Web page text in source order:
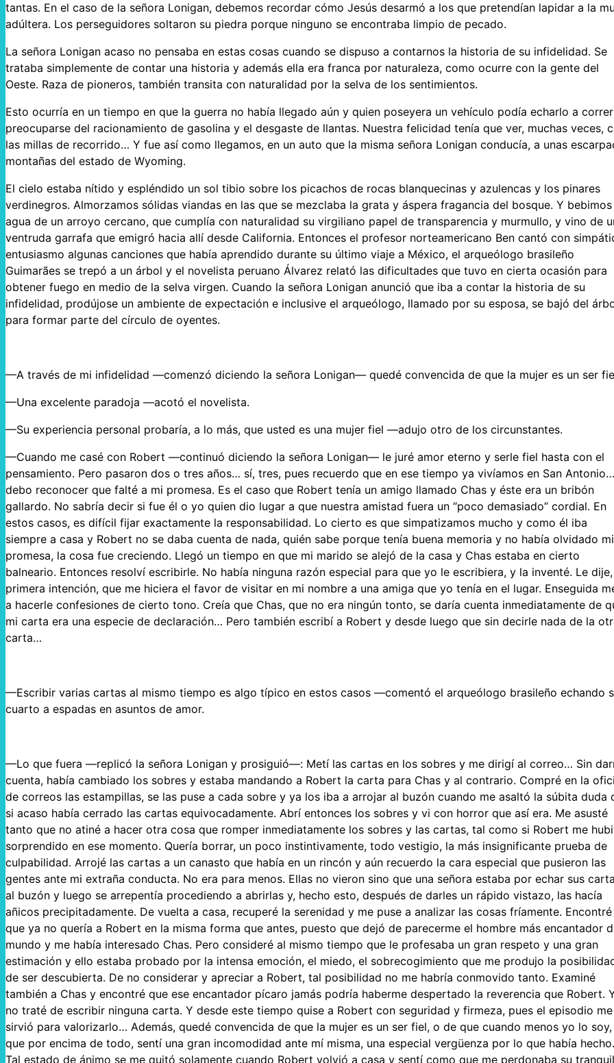
tantas. En el caso de la señora Lonigan, debemos recordar cómo Jesús desarmó a los que pretendían lapidar a la
adúltera. Los perseguidores soltaron su piedra porque ninguno se encontraba limpio de pecado.
La señora Lonigan acaso no pensaba en estas cosas cuando se dispuso a contarnos la historia de su infidelidad. Se
trataba simplemente de contar una historia y además ella era franca por naturaleza, como ocurre con la gente del
Oeste. Raza de pioneros, también transita con naturalidad por la selva de los sentimientos.
Esto ocurría en un tiempo en que la guerra no había llegado aún y quien poseyera un vehículo podía echarlo a
preocuparse del racionamiento de gasolina y el desgaste de llantas. Nuestra felicidad tenía que ver, muchas veces,
las millas de recorrido… Y fue así como llegamos, en un auto que la misma señora Lonigan conducía, a unas
montañas del estado de Wyoming.
El cielo estaba nítido y espléndido un sol tibio sobre los picachos de rocas blanquecinas y azulencas y los pinares
verdinegros. Almorzamos sólidas viandas en las que se mezclaba la grata y áspera fragancia del bosque. Y bebimos
agua de un arroyo cercano, que cumplía con naturalidad su virgiliano papel de transparencia y murmullo, y vino de
ventruda garrafa que emigró hacia allí desde California. Entonces el profesor norteamericano Ben cantó con
entusiasmo algunas canciones que había aprendido durante su último viaje a México, el arqueólogo brasileño
Guimarães se trepó a un árbol y el novelista peruano Álvarez relató las dificultades que tuvo en cierta ocasión para
obtener fuego en medio de la selva virgen. Cuando la señora Lonigan anunció que iba a contar la historia de su
infidelidad, prodújose un ambiente de expectación e inclusive el arqueólogo, llamado por su esposa, se bajó del
para formar parte del círculo de oyentes.
—A través de mi infidelidad —comenzó diciendo la señora Lonigan— quedé convencida de que la mujer es un ser
—Una excelente paradoja —acotó el novelista.
—Su experiencia personal probaría, a lo más, que usted es una mujer fiel —adujo otro de los circunstantes.
—Cuando me casé con Robert —continuó diciendo la señora Lonigan— le juré amor eterno y serle fiel hasta con el
pensamiento. Pero pasaron dos o tres años… sí, tres, pues recuerdo que en ese tiempo ya vivíamos en San
debo reconocer que falté a mi promesa. Es el caso que Robert tenía un amigo llamado Chas y éste era un bribón
gallardo. No sabría decir si fue él o yo quien dio lugar a que nuestra amistad fuera un “poco demasiado” cordial. En
estos casos, es difícil fijar exactamente la responsabilidad. Lo cierto es que simpatizamos mucho y como él iba
siempre a casa y Robert no se daba cuenta de nada, quién sabe porque tenía buena memoria y no había olvidado mi
promesa, la cosa fue creciendo. Llegó un tiempo en que mi marido se alejó de la casa y Chas estaba en cierto
balneario. Entonces resolví escribirle. No había ninguna razón especial para que yo le escribiera, y la inventé. Le
primera intención, que me hiciera el favor de visitar en mi nombre a una amiga que yo tenía en el lugar. Enseguida
a hacerle confesiones de cierto tono. Creía que Chas, que no era ningún tonto, se daría cuenta inmediatamente de
mi carta era una especie de declaración… Pero también escribí a Robert y desde luego que sin decirle nada de la
carta…
—Escribir varias cartas al mismo tiempo es algo típico en estos casos —comentó el arqueólogo brasileño echando
cuarto a espadas en asuntos de amor.
—Lo que fuera —replicó la señora Lonigan y prosiguió—: Metí las cartas en los sobres y me dirigí al correo… Sin
cuenta, había cambiado los sobres y estaba mandando a Robert la carta para Chas y al contrario. Compré en la
de correos las estampillas, se las puse a cada sobre y ya los iba a arrojar al buzón cuando me asaltó la súbita duda
si acaso había cerrado las cartas equivocadamente. Abrí entonces los sobres y vi con horror que así era. Me asusté
tanto que no atiné a hacer otra cosa que romper inmediatamente los sobres y las cartas, tal como si Robert me
sorprendido en ese momento. Quería borrar, un poco instintivamente, todo vestigio, la más insignificante prueba de
culpabilidad. Arrojé las cartas a un canasto que había en un rincón y aún recuerdo la cara especial que pusieron las
gentes ante mi extraña conducta. No era para menos. Ellas no vieron sino que una señora estaba por echar sus
al buzón y luego se arrepentía procediendo a abrirlas y, hecho esto, después de darles un rápido vistazo, las hacía
añicos precipitadamente. De vuelta a casa, recuperé la serenidad y me puse a analizar las cosas fríamente. Encontré
que ya no quería a Robert en la misma forma que antes, puesto que dejó de parecerme el hombre más encantador
mundo y me había interesado Chas. Pero consideré al mismo tiempo que le profesaba un gran respeto y una gran
estimación y ello estaba probado por la intensa emoción, el miedo, el sobrecogimiento que me produjo la
de ser descubierta. De no considerar y apreciar a Robert, tal posibilidad no me habría conmovido tanto. Examiné
también a Chas y encontré que ese encantador pícaro jamás podría haberme despertado la reverencia que Robert.
no traté de escribir ninguna carta. Y desde este tiempo quise a Robert con seguridad y firmeza, pues el episodio me
sirvió para valorizarlo… Además, quedé convencida de que la mujer es un ser fiel, o de que cuando menos yo lo soy,
que por encima de todo, sentí una gran incomodidad ante mí misma, una especial vergüenza por lo que había hecho.
Tal estado de ánimo se me quitó solamente cuando Robert volvió a casa y sentí como que me perdonaba su